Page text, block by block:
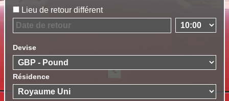
Lieu de retour différent
Devise
Résidence